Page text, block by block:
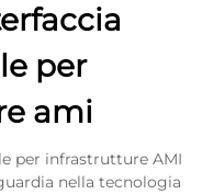
per
ami
per infrastrutture AMI
nella tecnologia